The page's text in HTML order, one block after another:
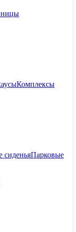
Комплексы
сиденьяПарковые